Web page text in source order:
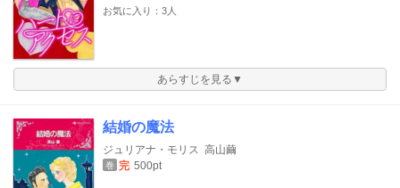
お気に入り：3人
あらすじを見る▼
結婚の魔法
ジュリアナ・モリス 高山繭
巻 完 500pt